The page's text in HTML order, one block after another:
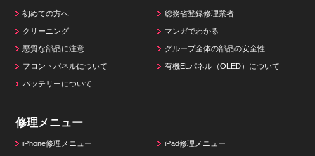
初めての方へ 総務省登録修理業者
クリーニング マンガでわかる
悪質な部品に注意 グループ全体の部品の安全性
フロントパネルについて 有機ELパネル（OLED）について
バッテリーについて
修理メニュー
iPhone修理メニュー iPad修理メニュー